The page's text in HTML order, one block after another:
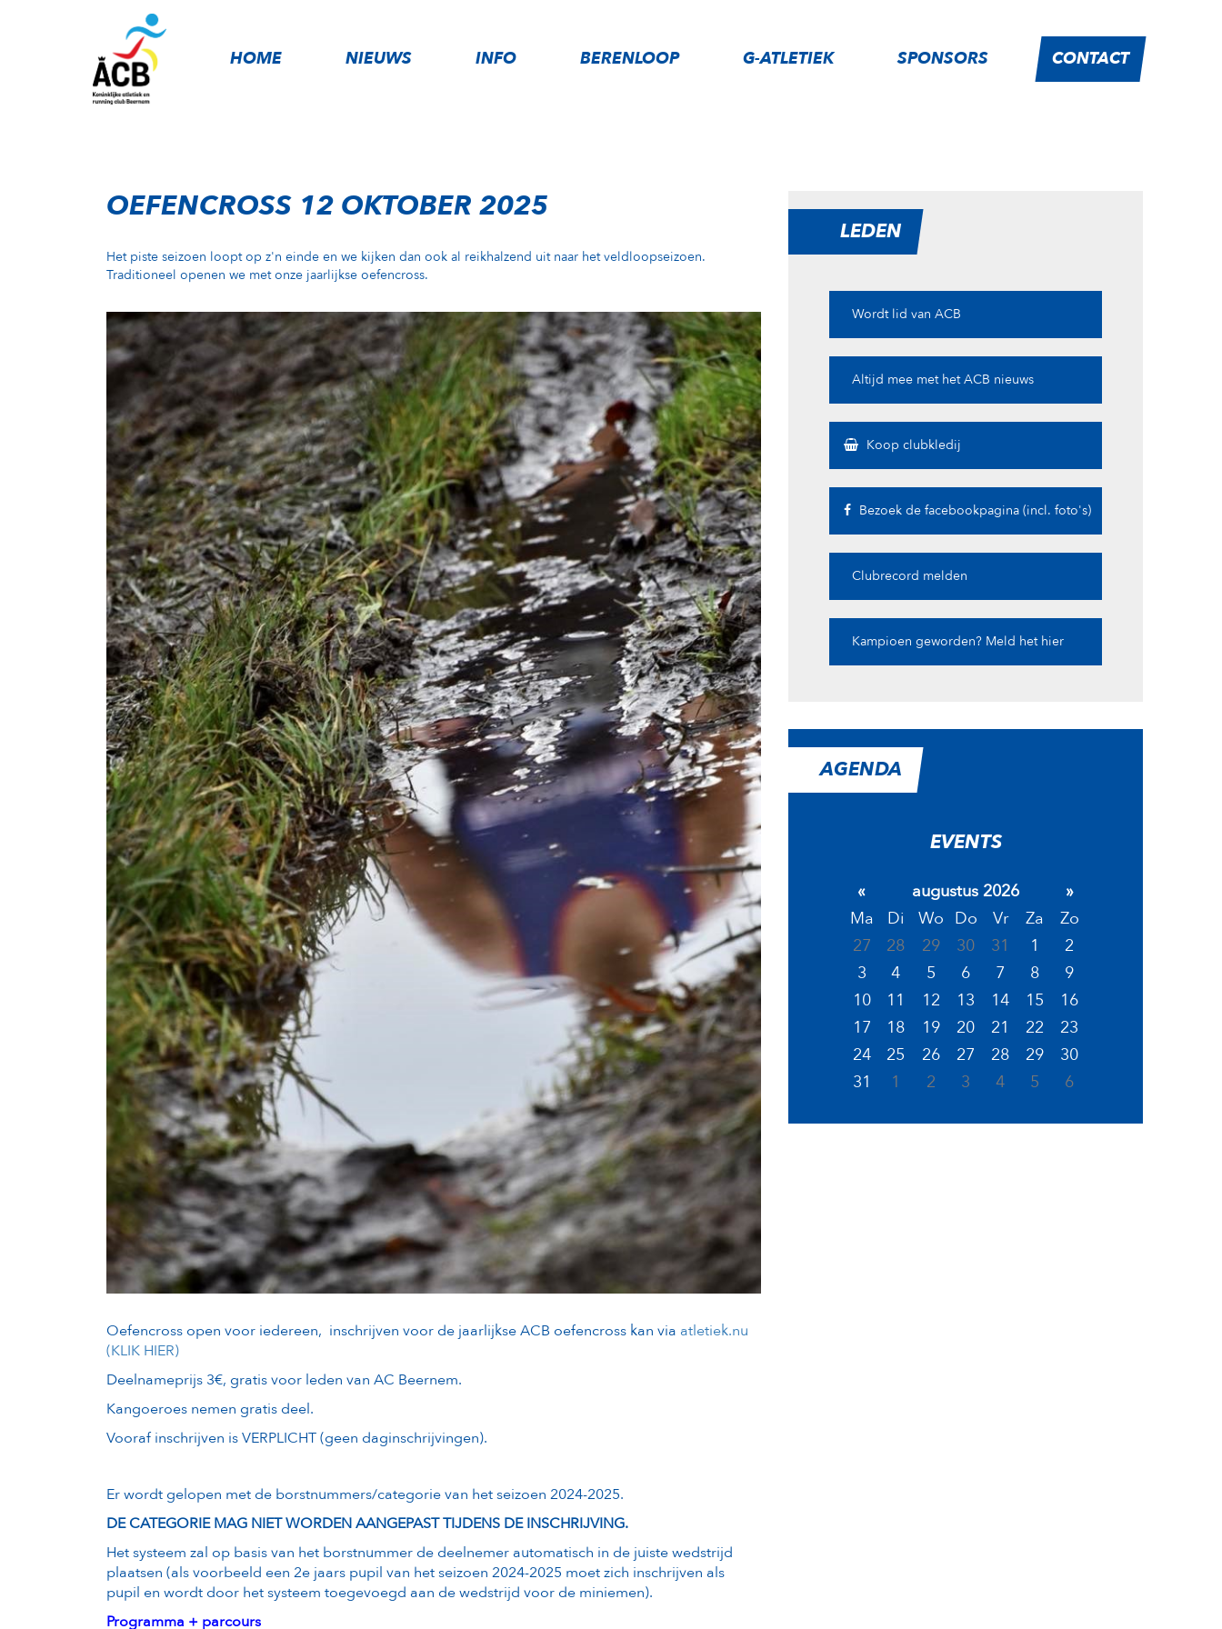
HOME NIEUWS INFO BERENLOOP G-ATLETIEK SPONSORS CONTACT
OEFENCROSS 12 OKTOBER 2025
Het piste seizoen loopt op z'n einde en we kijken dan ook al reikhalzend uit naar het veldloopseizoen.
Traditioneel openen we met onze jaarlijkse oefencross.
Oefencross open voor iedereen, inschrijven voor de jaarlijkse ACB oefencross kan via atletiek.nu
(KLIK HIER)
Deelnameprijs 3€, gratis voor leden van AC Beernem.
Kangoeroes nemen gratis deel.
Vooraf inschrijven is VERPLICHT (geen daginschrijvingen).
Er wordt gelopen met de borstnummers/categorie van het seizoen 2024-2025.
DE CATEGORIE MAG NIET WORDEN AANGEPAST TIJDENS DE INSCHRIJVING.
Het systeem zal op basis van het borstnummer de deelnemer automatisch in de juiste wedstrijd
plaatsen (als voorbeeld een 2e jaars pupil van het seizoen 2024-2025 moet zich inschrijven als
pupil en wordt door het systeem toegevoegd aan de wedstrijd voor de miniemen).
Programma + parcours
LEDEN
Wordt lid van ACB
Altijd mee met het ACB nieuws
Koop clubkledij
Bezoek de facebookpagina (incl. foto's)
Clubrecord melden
Kampioen geworden? Meld het hier
AGENDA
EVENTS
« augustus 2026
»
Ma
Di Wo Do Vr Za
Zo
27
28 29 30 31 1
2
3
4 5 6 7 8
9
10
11 12 13 14 15
16
17
18 19 20 21 22
23
24
25 26 27 28 29
30
31
1 2 3 4 5 6